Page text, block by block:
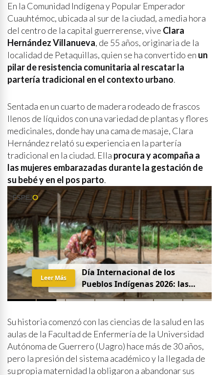
En la Comunidad Indígena y Popular Emperador
Cuauhtémoc, ubicada al sur de la ciudad, a media hora
del centro de la capital guerrerense, vive Clara
Hernández Villanueva, de 55 años, originaria de la
localidad de Petaquillas, quien se ha convertido en un
pilar de resistencia comunitaria al rescatar la
partería tradicional en el contexto urbano.
Sentada en un cuarto de madera rodeado de frascos
llenos de líquidos con una variedad de plantas y flores
medicinales, donde hay una cama de masaje, Clara
Hernández relató su experiencia en la partería
tradicional en la ciudad. Ella procura y acompaña a
las mujeres embarazadas durante la gestación de
su bebé y en el pos parto.
Día Internacional de los
Pueblos Indígenas 2026: las
mujeres que protegen la
Leer Más
Su historia comenzó con las ciencias de la salud en las
aulas de la Facultad de Enfermería de la Universidad
Autónoma de Guerrero (Uagro) hace más de 30 años,
pero la presión del sistema académico y la llegada de
su propia maternidad la obligaron a abandonar sus